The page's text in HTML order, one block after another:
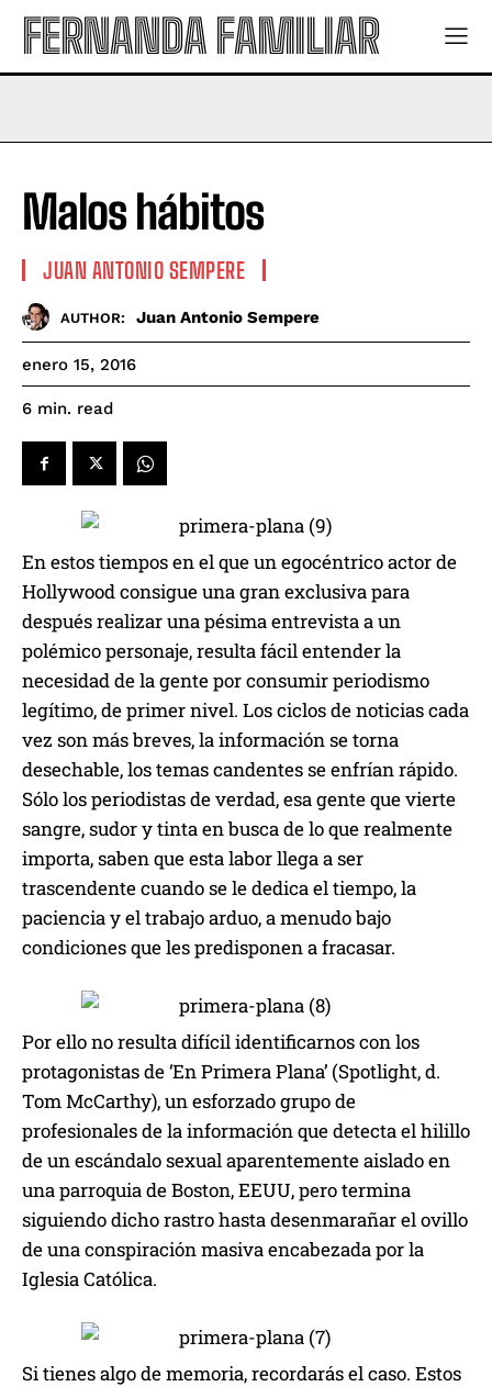
FERNANDA FAMILIAR
Malos hábitos
JUAN ANTONIO SEMPERE
AUTHOR: Juan Antonio Sempere
enero 15, 2016
6 min. read
En estos tiempos en el que un egocéntrico actor de
Hollywood consigue una gran exclusiva para
después realizar una pésima entrevista a un
polémico personaje, resulta fácil entender la
necesidad de la gente por consumir periodismo
legítimo, de primer nivel. Los ciclos de noticias cada
vez son más breves, la información se torna
desechable, los temas candentes se enfrían rápido.
Sólo los periodistas de verdad, esa gente que vierte
sangre, sudor y tinta en busca de lo que realmente
importa, saben que esta labor llega a ser
trascendente cuando se le dedica el tiempo, la
paciencia y el trabajo arduo, a menudo bajo
condiciones que les predisponen a fracasar.
Por ello no resulta difícil identificarnos con los
protagonistas de ‘En Primera Plana’ (Spotlight, d.
Tom McCarthy), un esforzado grupo de
profesionales de la información que detecta el hilillo
de un escándalo sexual aparentemente aislado en
una parroquia de Boston, EEUU, pero termina
siguiendo dicho rastro hasta desenmarañar el ovillo
de una conspiración masiva encabezada por la
Iglesia Católica.
Si tienes algo de memoria, recordarás el caso. Estos